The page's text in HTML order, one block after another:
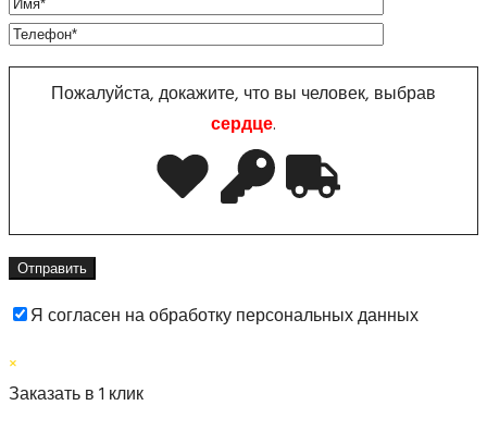
Пожалуйста, докажите, что вы человек, выбрав
сердце.
Я согласен на обработку персональных данных
×
Заказать в 1 клик